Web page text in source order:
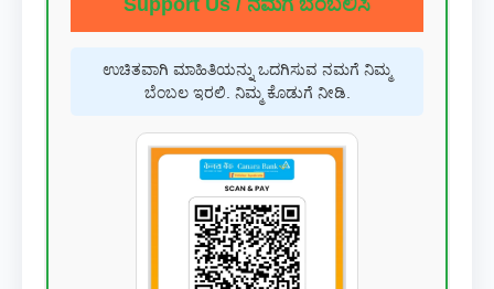
Support Us / ನಮಗೆ ಬೆಂಬಲಿಸಿ
ಉಚಿತವಾಗಿ ಮಾಹಿತಿಯನ್ನು ಒದಗಿಸುವ ನಮಗೆ ನಿಮ್ಮ
ಬೆಂಬಲ ಇರಲಿ. ನಿಮ್ಮ ಕೊಡುಗೆ ನೀಡಿ.